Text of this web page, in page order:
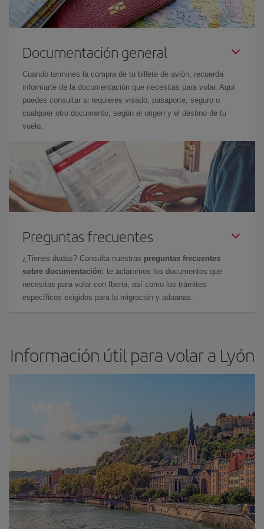
Documentación general
Cuando termines la compra de tu billete de avión, recuerda
informarte de la documentación que necesitas para volar. Aquí
puedes consultar si requieres visado, pasaporte, seguro o
cualquier otro documento, según el origen y el destino de tu
vuelo.
Preguntas frecuentes
¿Tienes dudas? Consulta nuestras preguntas frecuentes
sobre documentación: te aclaramos los documentos que
necesitas para volar con Iberia, así como los trámites
específicos exigidos para la migración y aduanas.
Información útil para volar a Lyón